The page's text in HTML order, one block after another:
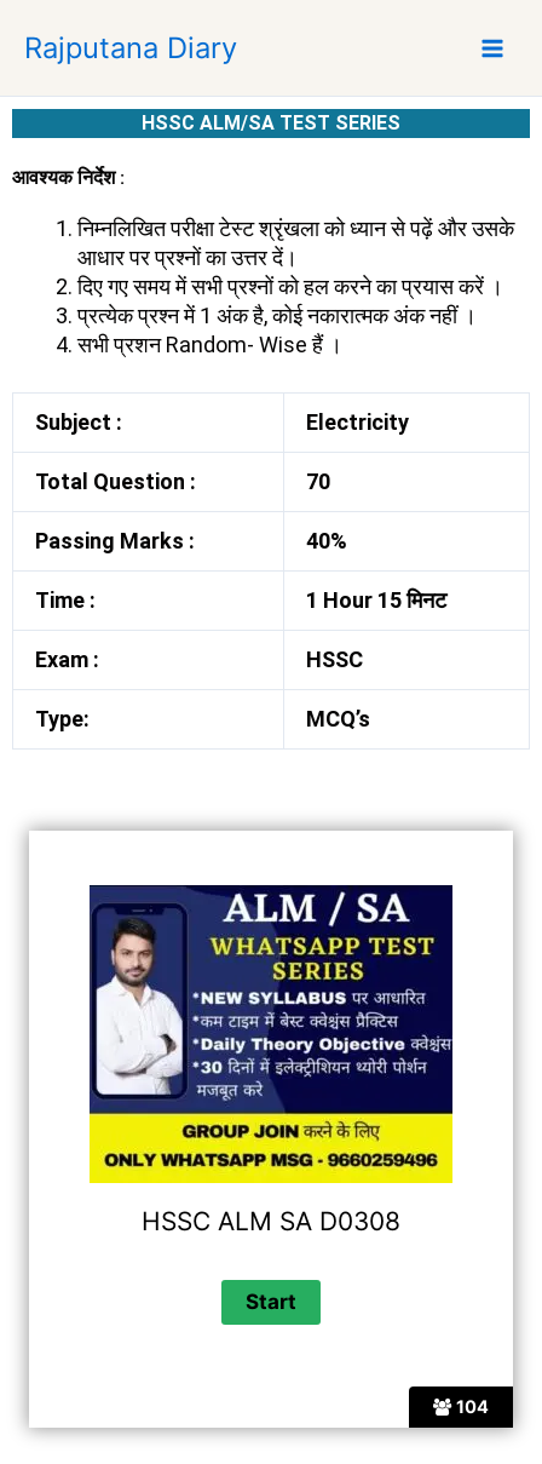
p
Rajputana Diary
HSSC ALM/SA TEST SERIES
आवश्यक निर्देश :
निम्नलिखित परीक्षा टेस्ट श्रृंखला को ध्यान से पढ़ें और उसके
आधार पर प्रश्नों का उत्तर दें।
दिए गए समय में सभी प्रश्नों को हल करने का प्रयास करें ।
प्रत्येक प्रश्न में 1 अंक है, कोई नकारात्मक अंक नहीं ।
सभी प्रशन Random- Wise हैं ।
Subject : Electricity
Total Question : 70
Passing Marks : 40%
Time : 1 Hour 15 मिनट
Exam : HSSC
Type: MCQ’s
104
HSSC ALM SA D0308